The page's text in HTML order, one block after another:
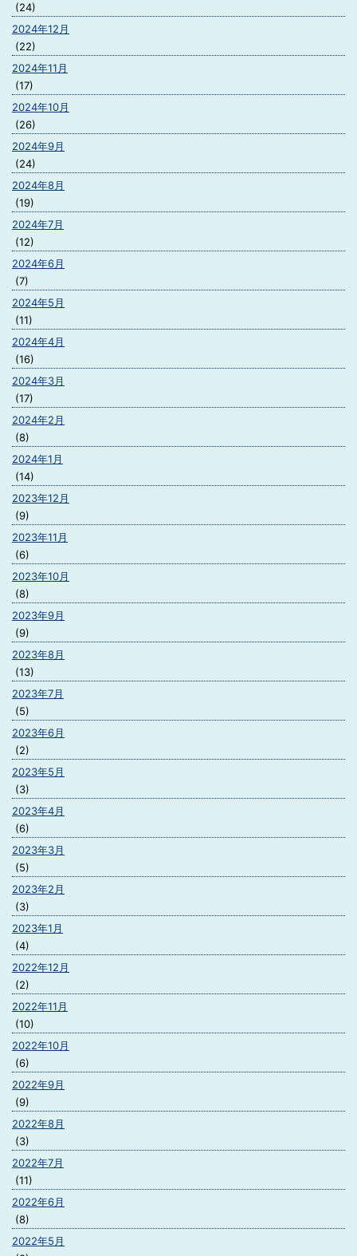
(24)
2024年12月
(22)
2024年11月
(17)
2024年10月
(26)
2024年9月
(24)
2024年8月
(19)
2024年7月
(12)
2024年6月
(7)
2024年5月
(11)
2024年4月
(16)
2024年3月
(17)
2024年2月
(8)
2024年1月
(14)
2023年12月
(9)
2023年11月
(6)
2023年10月
(8)
2023年9月
(9)
2023年8月
(13)
2023年7月
(5)
2023年6月
(2)
2023年5月
(3)
2023年4月
(6)
2023年3月
(5)
2023年2月
(3)
2023年1月
(4)
2022年12月
(2)
2022年11月
(10)
2022年10月
(6)
2022年9月
(9)
2022年8月
(3)
2022年7月
(11)
2022年6月
(8)
2022年5月